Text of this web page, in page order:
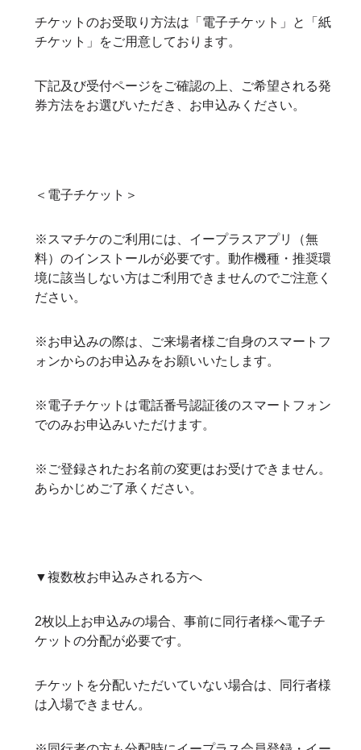
チケットのお受取り方法は「電子チケット」と「紙
チケット」をご用意しております。
下記及び受付ページをご確認の上、ご希望される発
券方法をお選びいただき、お申込みください。
＜電子チケット＞
※スマチケのご利用には、イープラスアプリ（無
料）のインストールが必要です。動作機種・推奨環
境に該当しない方はご利用できませんのでご注意く
ださい。
※お申込みの際は、ご来場者様ご自身のスマートフ
ォンからのお申込みをお願いいたします。
※電子チケットは電話番号認証後のスマートフォン
でのみお申込みいただけます。
※ご登録されたお名前の変更はお受けできません。
あらかじめご了承ください。
▼複数枚お申込みされる方へ
2枚以上お申込みの場合、事前に同行者様へ電子チ
ケットの分配が必要です。
チケットを分配いただいていない場合は、同行者様
は入場できません。